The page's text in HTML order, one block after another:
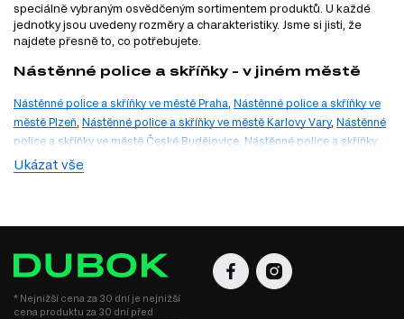
speciálně vybraným osvědčeným sortimentem produktů. U každé
jednotky jsou uvedeny rozměry a charakteristiky. Jsme si jisti, že
najdete přesně to, co potřebujete.
Nástěnné police a skříňky - v jiném městě
Nástěnné police a skříňky ve městě Praha Nástěnné police a skříňky ve
městě Plzeň Nástěnné police a skříňky ve městě Karlovy Vary, Nástěnné
police a skříňky ve městě České Budějovice Nástěnné police a skříňky
ve městě Ústí nad Labem
a skříňky ve městě Olomouc
Ukázat vše
* Nejnižší cena za 30 dní je nejnižší
cena produktu za 30 dní před